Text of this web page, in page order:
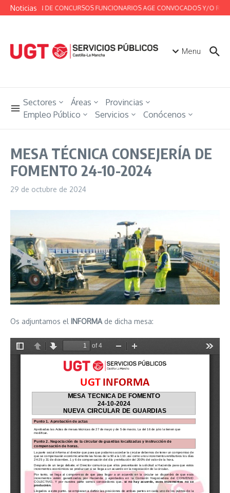
Saltar al contenido
Noticias
RESUMEN DE CONCURSOS FUNCIONARIOS AGE CONVOCADOS Y/O
Menu
Sectores Áreas
Provincias
Empleo Público
Servicios Conócenos
MESA TÉCNICA CONSEJERÍA DE
FOMENTO 24-10-2024
29 de octubre de 2024
Os adjuntamos el INFORMA de dicha mesa: